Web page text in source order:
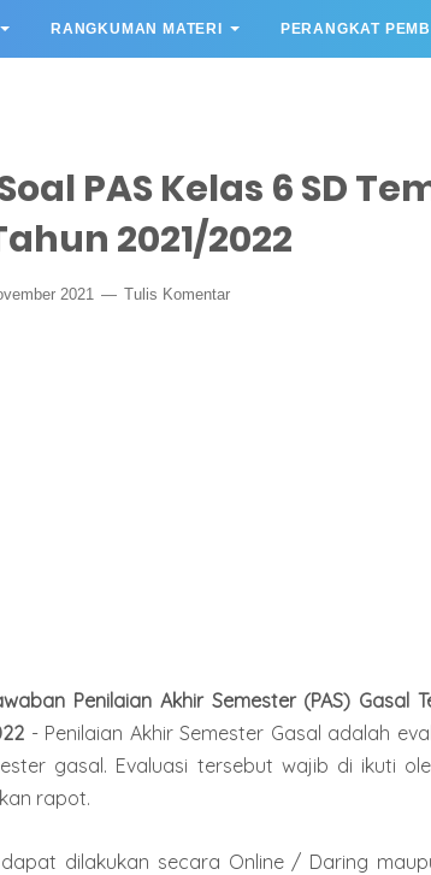
RANGKUMAN MATERI PERANGKAT
PAS Kelas 6 SD
2021/2022
2021 Tulis Komentar
Penilaian Akhir Semester (PAS) Gasal
- Penilaian Akhir Semester Gasal adalah
gasal. Evaluasi tersebut wajib di ikuti
rapot.
dapat dilakukan secara Online / Daring